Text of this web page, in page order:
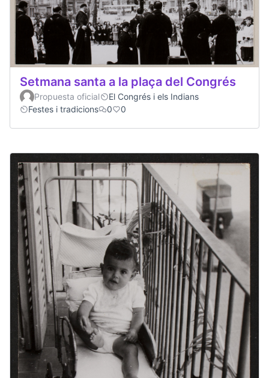
Setmana santa a la plaça del Congrés
Propuesta oficial
El Congrés i els Indians
Festes i tradicions
0 0